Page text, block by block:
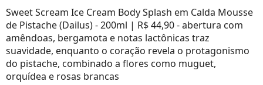
Sweet Scream Ice Cream Body Splash em Calda Mousse
de Pistache (Dailus) - 200ml | R$ 44,90 - abertura com
amêndoas, bergamota e notas lactônicas traz
suavidade, enquanto o coração revela o protagonismo
do pistache, combinado a flores como muguet,
orquídea e rosas brancas